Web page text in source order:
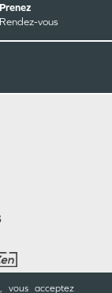
vous acceptez
Prenez
Rendez-vous